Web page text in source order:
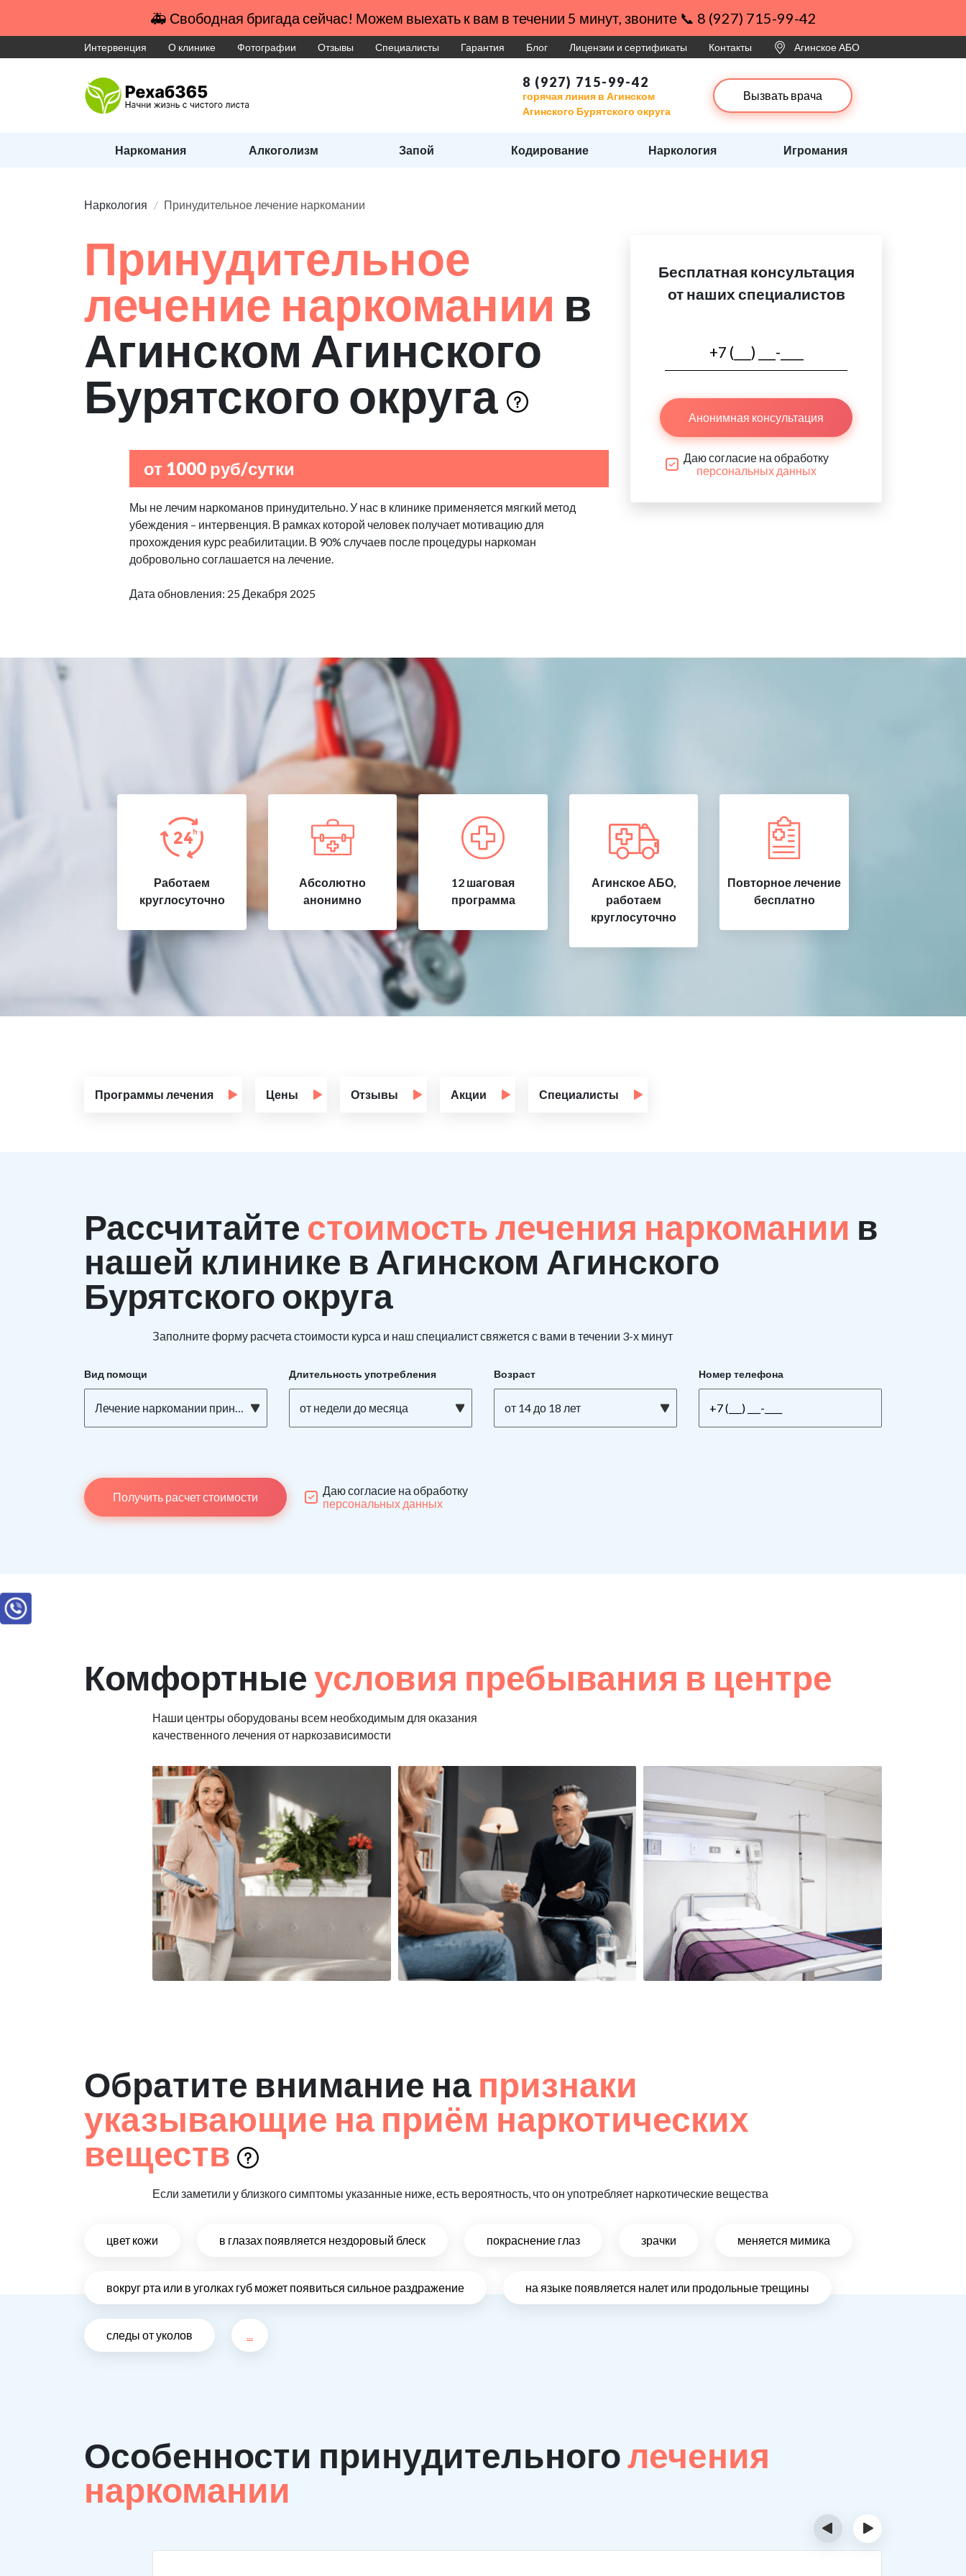
🚑 Свободная бригада сейчас! Можем выехать к вам в течении 5 минут, звоните 📞 8 (927) 715-99-42
Интервенция О клинике Фотографии Отзывы Специалисты Гарантия Блог Лицензии и сертификаты Контакты Агинское АБО
8 (927) 715-99-42
горячая линия в Агинском
Агинского Бурятского округа
Вызвать врача
Наркомания Алкоголизм Запой Кодирование Наркология Игромания
Наркология Принудительное лечение наркомании
Принудительное
лечение наркомании в
Агинском Агинского
Бурятского округа
от 1000 руб/сутки
Мы не лечим наркоманов принудительно. У нас в клинике применяется мягкий метод
убеждения – интервенция. В рамках которой человек получает мотивацию для
прохождения курс реабилитации. В 90% случаев после процедуры наркоман
добровольно соглашается на лечение.
Дата обновления: 25 Декабря 2025
Бесплатная консультация
от наших специалистов
Анонимная консультация
Даю согласие на обработку
персональных данных
Работаем
круглосуточно
Абсолютно
анонимно
12 шаговая
программа
Агинское АБО,
работаем
круглосуточно
Повторное лечение
бесплатно
Программы лечения Цены Отзывы Акции Специалисты
Рассчитайте стоимость лечения наркомании в
нашей клинике в Агинском Агинского
Бурятского округа
Заполните форму расчета стоимости курса и наш специалист свяжется с вами в течении 3-х минут
Вид помощи
Лечение наркомании принудительно
Длительность употребления
от недели до месяца
Возраст
от 14 до 18 лет
Номер телефона
Получить расчет стоимости
Даю согласие на обработку
персональных данных
Комфортныеусловия пребывания в центре
Наши центры оборудованы всем необходимым для оказания
качественного лечения от наркозависимости
Обратите внимание на признаки
указывающие на приём наркотических
веществ
Если заметили у близкого симптомы указанные ниже, есть вероятность, что он употребляет наркотические вещества
цвет кожи в глазах появляется нездоровый блеск покраснение глаз зрачки меняется мимика
вокруг рта или в уголках губ может появиться сильное раздражение на языке появляется налет или продольные трещины
следы от уколов ...
Особенности принудительноголечения
наркомании
‹ ›